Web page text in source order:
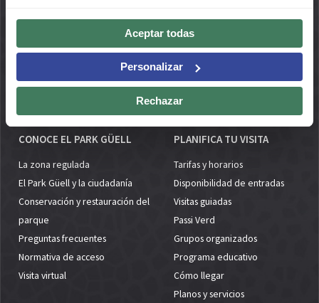
Aceptar todas
Personalizar
Rechazar
Naturaleza y biodiversidad
Espacios de estancia
Acceso sostenible
El parque y las escuelas
CONOCE EL PARK GÜELL
La zona regulada
El Park Güell y la ciudadanía
Conservación y restauración del
parque
Preguntas frecuentes
Normativa de acceso
Visita virtual
PLANIFICA TU VISITA
Tarifas y horarios
Disponibilidad de entradas
Visitas guiadas
Passi Verd
Grupos organizados
Programa educativo
Cómo llegar
Planos y servicios